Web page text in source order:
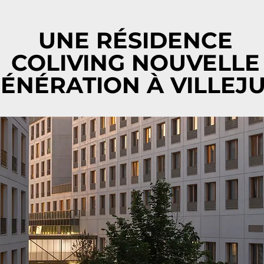
UNE RÉSIDENCE
COLIVING NOUVELLE
À